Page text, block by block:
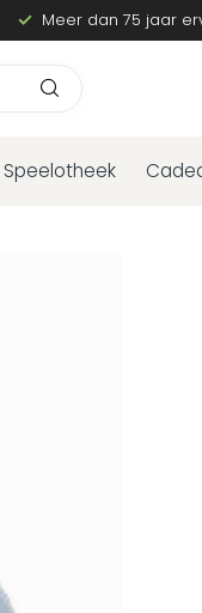
Meer dan 75 jaar
Speelotheek